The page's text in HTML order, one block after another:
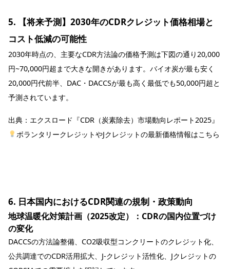
5. 【将来予測】2030年のCDRクレジット価格相場と
コスト低減の可能性
2030年時点の、主要なCDR方法論の価格予測は下図の通り20,000
円~70,000円超まで大きな開きがあります。バイオ炭が最も安く
20,000円代前半、DAC・DACCSが最も高く最低でも50,000円超と
予測されています。
出典： エクスロード『CDR（炭素除去）市場動向レポート2025』
ボランタリークレジットやJクレジットの最新価格情報はこちら
6. 日本国内におけるCDR関連の規制・政策動向
地球温暖化対策計画（2025改定）：CDRの国内位置づけ
の変化
DACCSの方法論整備、CO2吸収型コンクリートのクレジット化、
公共調達でのCDR活用拡大、J‑クレジット活性化、Jクレジットの